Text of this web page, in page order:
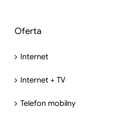
Oferta
Internet
Internet + TV
Telefon mobilny